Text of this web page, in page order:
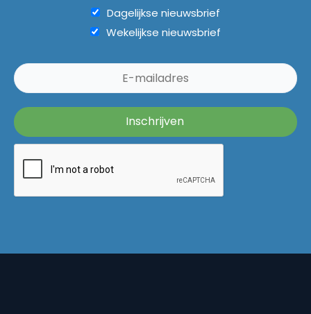
Dagelijkse nieuwsbrief
Wekelijkse nieuwsbrief